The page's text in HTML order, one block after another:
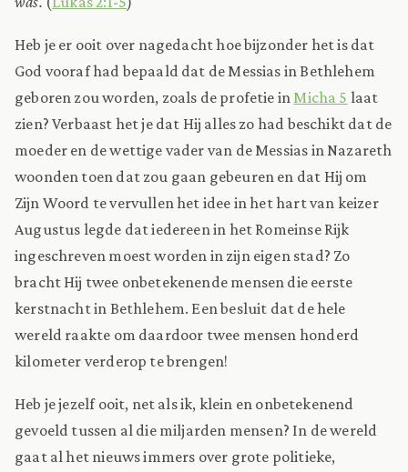
Heb je er ooit over nagedacht hoe bijzonder het is dat
God vooraf had bepaald dat de Messias in Bethlehem
geboren zou worden, zoals de profetie in Micha 5 laat
zien? Verbaast het je dat Hij alles zo had beschikt dat de
moeder en de wettige vader van de Messias in Nazareth
woonden toen dat zou gaan gebeuren en dat Hij om
Zijn Woord te vervullen het idee in het hart van keizer
Augustus legde dat iedereen in het Romeinse Rijk
ingeschreven moest worden in zijn eigen stad? Zo
bracht Hij twee onbetekenende mensen die eerste
kerstnacht in Bethlehem. Een besluit dat de hele
wereld raakte om daardoor twee mensen honderd
kilometer verderop te brengen!
Heb je jezelf ooit, net als ik, klein en onbetekenend
gevoeld tussen al die miljarden mensen? In de wereld
gaat al het nieuws immers over grote politieke,